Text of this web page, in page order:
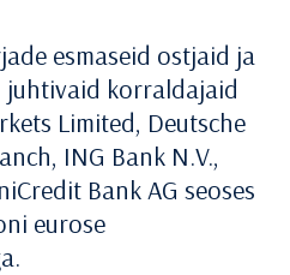
esmaseid ostjaid ja
korraldajaid
Limited, Deutsche
ING Bank N.V.,
Bank AG seoses
eurose